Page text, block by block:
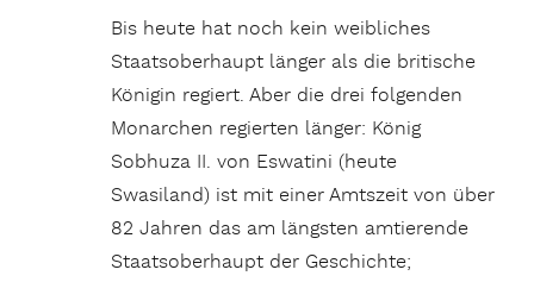
Bis heute hat noch kein weibliches
Staatsoberhaupt länger als die britische
Königin regiert. Aber die drei folgenden
Monarchen regierten länger: König
Sobhuza II. von Eswatini (heute
Swasiland) ist mit einer Amtszeit von über
82 Jahren das am längsten amtierende
Staatsoberhaupt der Geschichte;